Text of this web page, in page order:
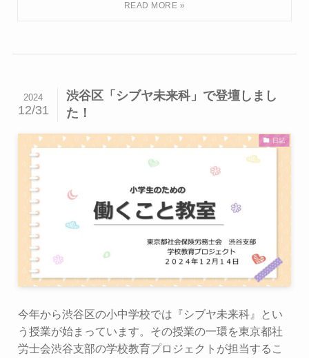
渋谷区「シブヤ未来科」で登壇しまし
た！
2024
12/31
日記
今年から渋谷区の小中学校では『シブヤ未来科』とい
う授業が始まっています。その授業の一環を東京都社
労士会渋谷支部の学校教育プロジェクトが担当するこ